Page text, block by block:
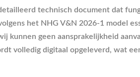
technisch document dat
het NHG V&N 2026-1 model
geen aansprakelijkheid
volledig digitaal opgeleverd, wat